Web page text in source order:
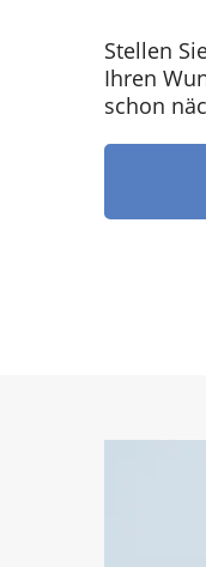
Stellen
Ihren
schon